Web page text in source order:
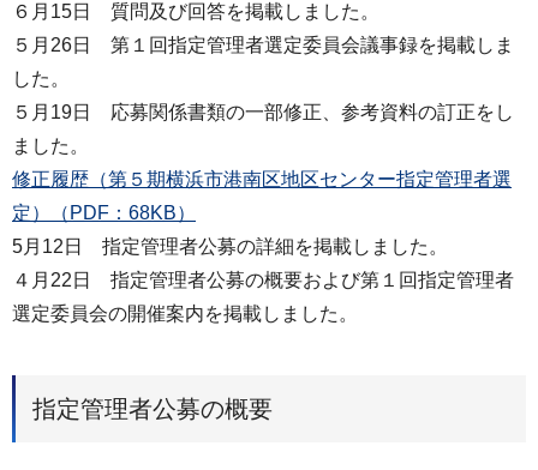
６月15日 質問及び回答を掲載しました。
５月26日 第１回指定管理者選定委員会議事録を掲載しま
した。
５月19日 応募関係書類の一部修正、参考資料の訂正をし
ました。
修正履歴（第５期横浜市港南区地区センター指定管理者選
定）（PDF：68KB）
5月12日 指定管理者公募の詳細を掲載しました。
４月22日 指定管理者公募の概要および第１回指定管理者
選定委員会の開催案内を掲載しました。
指定管理者公募の概要